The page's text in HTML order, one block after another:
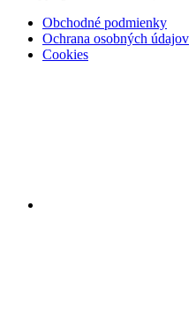
Obchodné podmienky
Ochrana osobných údajov
Cookies